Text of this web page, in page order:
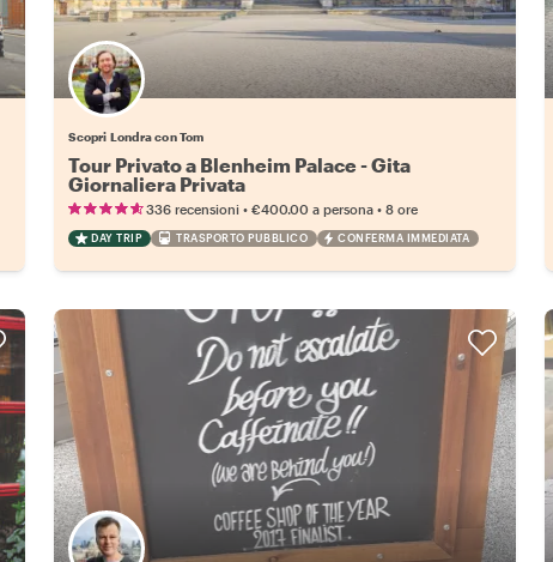
Scopri Londra con Tom
Tour Privato a Blenheim Palace - Gita
Giornaliera Privata
336 recensioni •€400.00 a persona •8 ore
DAY TRIP TRASPORTO PUBBLICO CONFERMA IMMEDIATA